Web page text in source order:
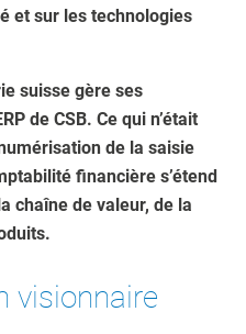
et sur les technologies
suisse gère ses
de CSB. Ce qui n’était
de la saisie
financière s’étend
chaîne de valeur, de la
visionnaire